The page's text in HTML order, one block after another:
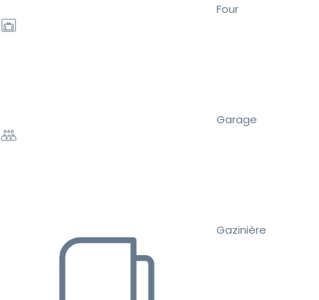
Four
Garage
Gazinière